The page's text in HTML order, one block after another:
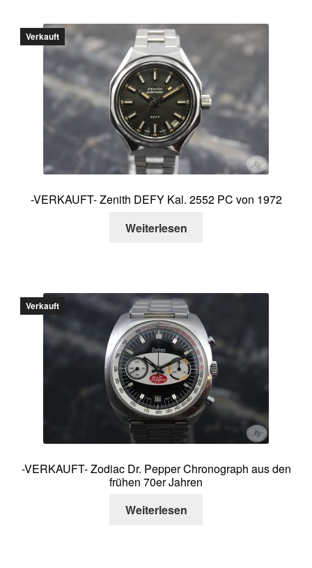
Verkauft
-VERKAUFT- Zenith DEFY Kal. 2552 PC von 1972
Weiterlesen
Verkauft
-VERKAUFT- Zodiac Dr. Pepper Chronograph aus den
frühen 70er Jahren
Weiterlesen